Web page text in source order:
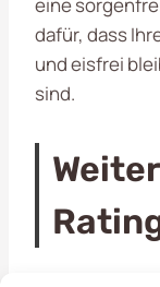
dafür, dass
und eisfrei
sind.